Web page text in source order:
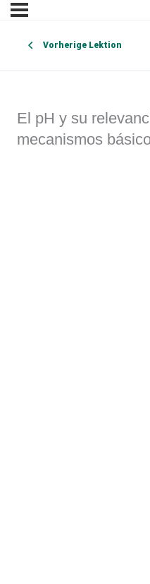
Vorherige Lektion
El pH y su
mecanismos